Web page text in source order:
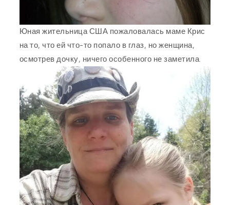
Юная жительница США пожаловалась маме Крис
на то, что ей что-то попало в глаз, но женщина,
осмотрев дочку, ничего особенного не заметила.